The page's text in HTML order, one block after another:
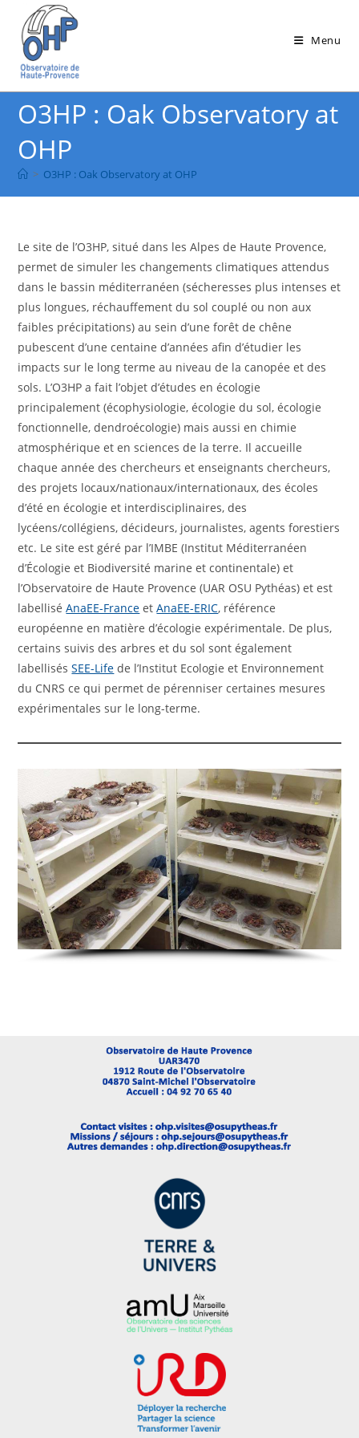
content
Menu
O3HP : Oak Observatory at
OHP
> O3HP : Oak Observatory at OHP
Le site de l’O3HP, situé dans les Alpes de Haute Provence,
permet de simuler les changements climatiques attendus
dans le bassin méditerranéen (sécheresses plus intenses et
plus longues, réchauffement du sol couplé ou non aux
faibles précipitations) au sein d’une forêt de chêne
pubescent d’une centaine d’années afin d’étudier les
impacts sur le long terme au niveau de la canopée et des
sols. L’O3HP a fait l’objet d’études en écologie
principalement (écophysiologie, écologie du sol, écologie
fonctionnelle, dendroécologie) mais aussi en chimie
atmosphérique et en sciences de la terre. Il accueille
chaque année des chercheurs et enseignants chercheurs,
des projets locaux/nationaux/internationaux, des écoles
d’été en écologie et interdisciplinaires, des
lycéens/collégiens, décideurs, journalistes, agents forestiers
etc. Le site est géré par l’IMBE (Institut Méditerranéen
d’Écologie et Biodiversité marine et continentale) et
l’Observatoire de Haute Provence (UAR OSU Pythéas) et est
labelliséAnaEE-France etAnaEE-ERIC, référence
européenne en matière d’écologie expérimentale. De plus,
certains suivis des arbres et du sol sont également
labellisésSEE-Life de l’Institut Ecologie et Environnement
du CNRS ce qui permet de pérenniser certaines mesures
expérimentales sur le long-terme.